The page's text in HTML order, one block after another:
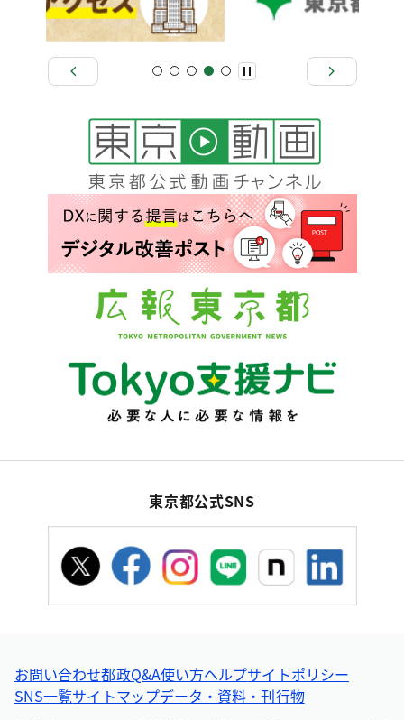
東京都公式SNS
お問い合わせ都政Q&A使い方ヘルプサイトポリシー
SNS一覧サイトマップデータ・資料・刊行物